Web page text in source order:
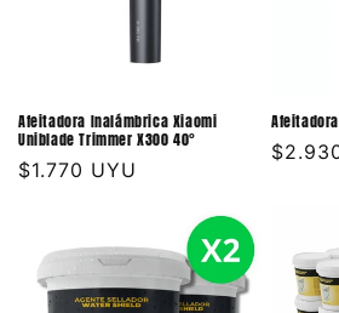
Afeitadora Inalámbrica Xiaomi
Uniblade Trimmer X300 40°
Precio
$1.770 UYU
Precio